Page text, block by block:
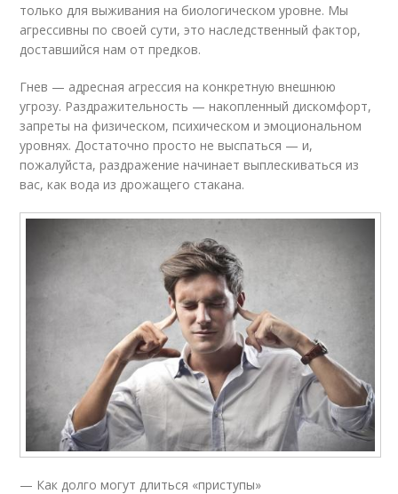
только для выживания на биологическом уровне. Мы
агрессивны по своей сути, это наследственный фактор,
доставшийся нам от предков.
​​​​​​​Гнев — адресная агрессия на конкретную внешнюю
угрозу. Раздражительность — накопленный дискомфорт,
запреты на физическом, психическом и эмоциональном
уровнях. Достаточно просто не выспаться — и,
пожалуйста, раздражение начинает выплескиваться из
вас, как вода из дрожащего стакана.
— Как долго могут длиться «приступы»